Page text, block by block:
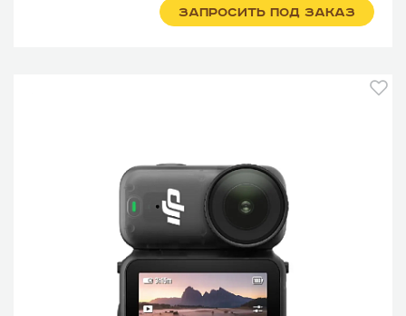
ЗАПРОСИТЬ ПОД ЗАКАЗ